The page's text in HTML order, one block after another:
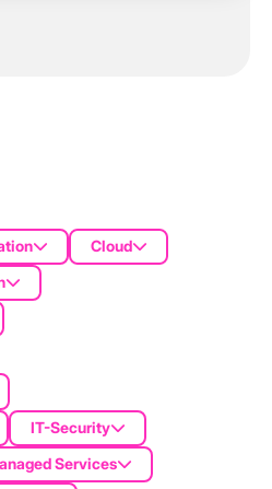
Cloud
IT-Security
Services